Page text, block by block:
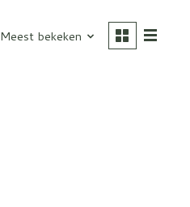
Meest bekeken